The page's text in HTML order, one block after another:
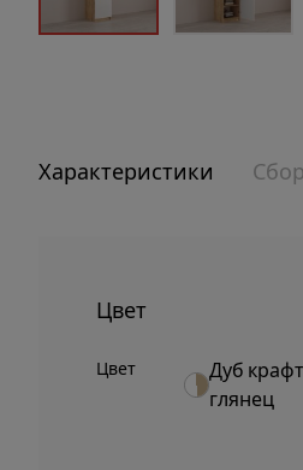
Характеристики
Цвет
Цвет
Дуб
глянец